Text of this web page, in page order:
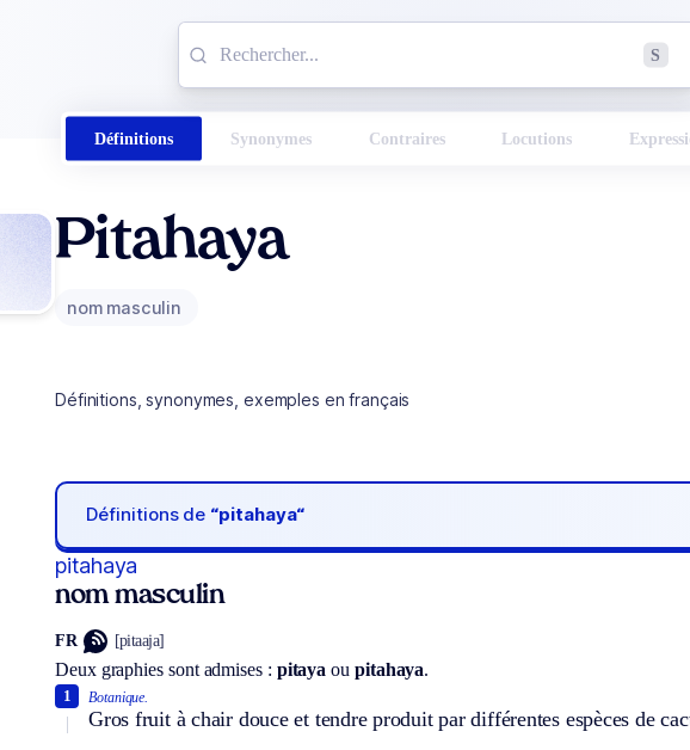
S
Définitions Synonymes Contraires Locutions
Pitahaya
nom masculin
Définitions, synonymes, exemples en français
Définitions de “pitahaya“
pitahaya
nom masculin
FR [pitaaja]
Deux graphies sont admises : pitaya ou pitahaya.
Botanique.
Gros fruit à chair douce et tendre produit par différentes espèces de
1